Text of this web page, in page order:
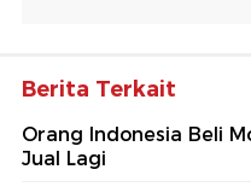
Berita Terkait
Orang Indonesia Beli
Jual Lagi